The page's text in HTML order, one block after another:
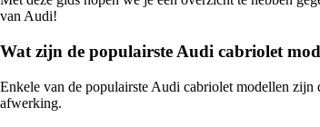
van Audi!
Wat zijn de populairste Audi cabriolet
Enkele van de populairste Audi cabriolet modellen
afwerking.